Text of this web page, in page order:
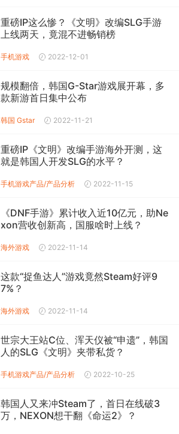
重磅IP这么惨？《文明》改编SLG手游
上线两天，竟混不进畅销榜
手机游戏 2022-12-01
规模翻倍，韩国G-Star游戏展开幕，多
款新游首日集中公布
韩国 Gstar 2022-11-21
重磅IP《文明》改编手游海外开测，这
就是韩国人开发SLG的水平？
手机游戏产品/产品分析 2022-11-15
《DNF手游》累计收入近10亿元，助Ne
xon营收创新高，国服啥时上线？
海外游戏 2022-11-14
这款“捉鱼达人”游戏竟然Steam好评9
7%？
海外游戏 2022-11-14
世宗大王站C位、浑天仪被“申遗”，韩国
人的SLG《文明》夹带私货？
手机游戏产品/产品分析 2022-10-25
韩国人又来冲Steam了，首日在线破3
万，NEXON想干翻《命运2》？